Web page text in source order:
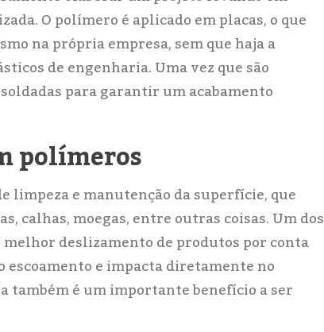
O polímero é aplicado em placas, o que
na própria empresa, sem que haja a
de engenharia. Uma vez que são
para garantir um acabamento
polímeros
limpeza e manutenção da superfície, que
calhas, moegas, entre outras coisas. Um dos
deslizamento de produtos por conta
e impacta diretamente no
também é um importante benefício a ser